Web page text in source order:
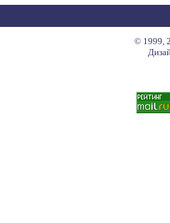
© 1999,